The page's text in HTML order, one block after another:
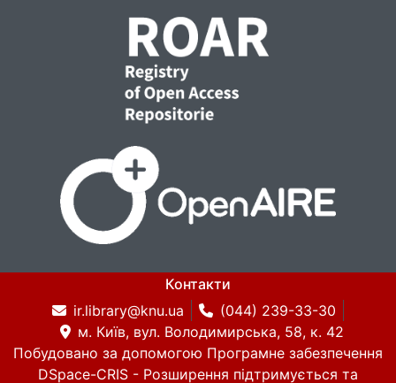
Контакти
ir.library@knu.ua
(044) 239-33-30
м. Київ, вул. Володимирська, 58, к. 42
Побудовано за допомогою Програмне забезпечення
DSpace-CRIS - Розширення підтримується та